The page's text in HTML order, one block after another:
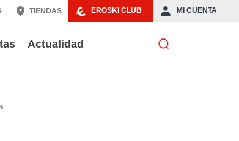
EROSKI CLUB MI CUENTA
TIENDAS
Actualidad